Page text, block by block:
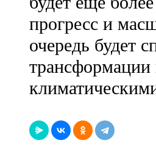
прогресс и
очередь будет